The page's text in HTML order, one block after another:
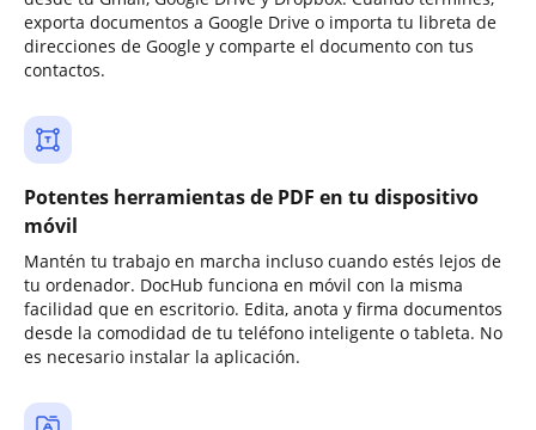
exporta documentos a Google Drive o importa tu libreta de
direcciones de Google y comparte el documento con tus
contactos.
Potentes herramientas de PDF en tu dispositivo
móvil
Mantén tu trabajo en marcha incluso cuando estés lejos de
tu ordenador. DocHub funciona en móvil con la misma
facilidad que en escritorio. Edita, anota y firma documentos
desde la comodidad de tu teléfono inteligente o tableta. No
es necesario instalar la aplicación.